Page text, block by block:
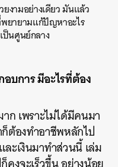
งามอย่างเดียว มันแล้ว
ยายามแก้ปัญหาอะไร
ป็นศูนย์กลาง
บการ มีอะไรที่ต้อง
ก เพราะไม่ได้มีคนมา
ก็ต้องทำอาชีพหลักไป
ะเงินมาทำส่วนนี้ เล่ม